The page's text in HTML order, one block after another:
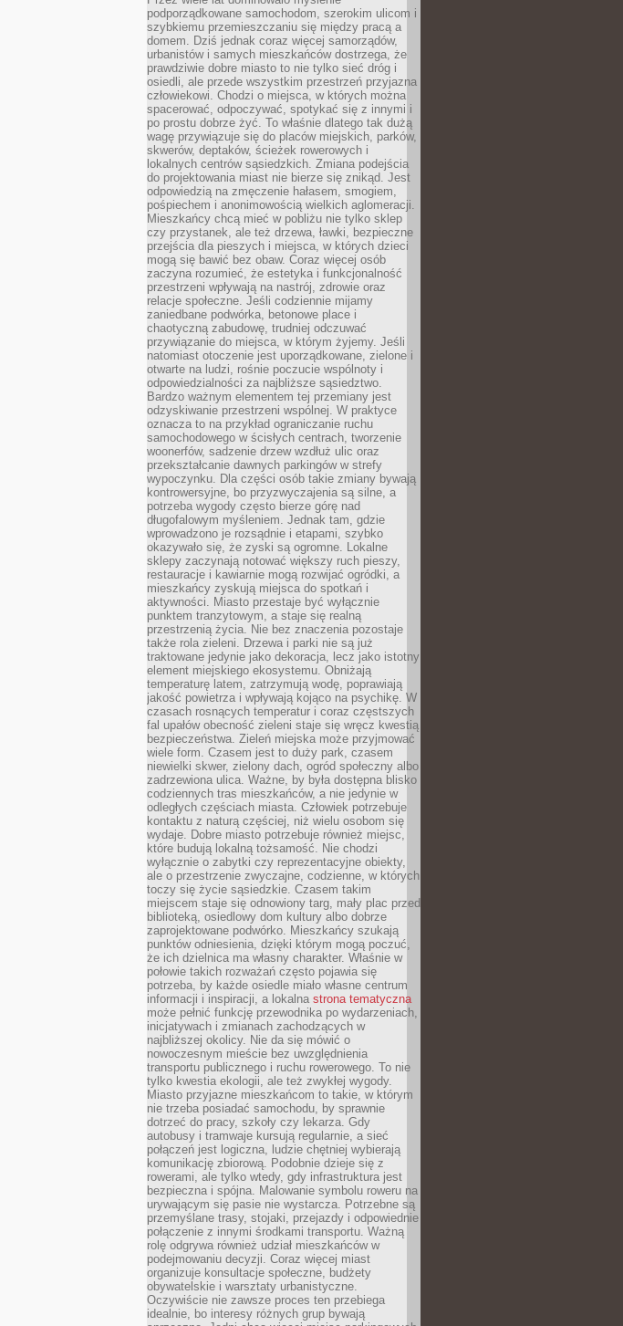
podporządkowane samochodom, szerokim ulicom i
szybkiemu przemieszczaniu się między pracą a
domem. Dziś jednak coraz więcej samorządów,
urbanistów i samych mieszkańców dostrzega, że
prawdziwie dobre miasto to nie tylko sieć dróg i
osiedli, ale przede wszystkim przestrzeń przyjazna
człowiekowi. Chodzi o miejsca, w których można
spacerować, odpoczywać, spotykać się z innymi i
po prostu dobrze żyć. To właśnie dlatego tak dużą
wagę przywiązuje się do placów miejskich, parków,
skwerów, deptaków, ścieżek rowerowych i
lokalnych centrów sąsiedzkich. Zmiana podejścia
do projektowania miast nie bierze się znikąd. Jest
odpowiedzią na zmęczenie hałasem, smogiem,
pośpiechem i anonimowością wielkich aglomeracji.
Mieszkańcy chcą mieć w pobliżu nie tylko sklep
czy przystanek, ale też drzewa, ławki, bezpieczne
przejścia dla pieszych i miejsca, w których dzieci
mogą się bawić bez obaw. Coraz więcej osób
zaczyna rozumieć, że estetyka i funkcjonalność
przestrzeni wpływają na nastrój, zdrowie oraz
relacje społeczne. Jeśli codziennie mijamy
zaniedbane podwórka, betonowe place i
chaotyczną zabudowę, trudniej odczuwać
przywiązanie do miejsca, w którym żyjemy. Jeśli
natomiast otoczenie jest uporządkowane, zielone i
otwarte na ludzi, rośnie poczucie wspólnoty i
odpowiedzialności za najbliższe sąsiedztwo.
Bardzo ważnym elementem tej przemiany jest
odzyskiwanie przestrzeni wspólnej. W praktyce
oznacza to na przykład ograniczanie ruchu
samochodowego w ścisłych centrach, tworzenie
woonerfów, sadzenie drzew wzdłuż ulic oraz
przekształcanie dawnych parkingów w strefy
wypoczynku. Dla części osób takie zmiany bywają
kontrowersyjne, bo przyzwyczajenia są silne, a
potrzeba wygody często bierze górę nad
długofalowym myśleniem. Jednak tam, gdzie
wprowadzono je rozsądnie i etapami, szybko
okazywało się, że zyski są ogromne. Lokalne
sklepy zaczynają notować większy ruch pieszy,
restauracje i kawiarnie mogą rozwijać ogródki, a
mieszkańcy zyskują miejsca do spotkań i
aktywności. Miasto przestaje być wyłącznie
punktem tranzytowym, a staje się realną
przestrzenią życia. Nie bez znaczenia pozostaje
także rola zieleni. Drzewa i parki nie są już
traktowane jedynie jako dekoracja, lecz jako istotny
element miejskiego ekosystemu. Obniżają
temperaturę latem, zatrzymują wodę, poprawiają
jakość powietrza i wpływają kojąco na psychikę. W
czasach rosnących temperatur i coraz częstszych
fal upałów obecność zieleni staje się wręcz kwestią
bezpieczeństwa. Zieleń miejska może przyjmować
wiele form. Czasem jest to duży park, czasem
niewielki skwer, zielony dach, ogród społeczny albo
zadrzewiona ulica. Ważne, by była dostępna blisko
codziennych tras mieszkańców, a nie jedynie w
odległych częściach miasta. Człowiek potrzebuje
kontaktu z naturą częściej, niż wielu osobom się
wydaje. Dobre miasto potrzebuje również miejsc,
które budują lokalną tożsamość. Nie chodzi
wyłącznie o zabytki czy reprezentacyjne obiekty,
ale o przestrzenie zwyczajne, codzienne, w których
toczy się życie sąsiedzkie. Czasem takim
miejscem staje się odnowiony targ, mały plac przed
biblioteką, osiedlowy dom kultury albo dobrze
zaprojektowane podwórko. Mieszkańcy szukają
punktów odniesienia, dzięki którym mogą poczuć,
że ich dzielnica ma własny charakter. Właśnie w
połowie takich rozważań często pojawia się
potrzeba, by każde osiedle miało własne centrum
informacji i inspiracji, a lokalna strona tematyczna
może pełnić funkcję przewodnika po wydarzeniach,
inicjatywach i zmianach zachodzących w
najbliższej okolicy. Nie da się mówić o
nowoczesnym mieście bez uwzględnienia
transportu publicznego i ruchu rowerowego. To nie
tylko kwestia ekologii, ale też zwykłej wygody.
Miasto przyjazne mieszkańcom to takie, w którym
nie trzeba posiadać samochodu, by sprawnie
dotrzeć do pracy, szkoły czy lekarza. Gdy
autobusy i tramwaje kursują regularnie, a sieć
połączeń jest logiczna, ludzie chętniej wybierają
komunikację zbiorową. Podobnie dzieje się z
rowerami, ale tylko wtedy, gdy infrastruktura jest
bezpieczna i spójna. Malowanie symbolu roweru na
urywającym się pasie nie wystarcza. Potrzebne są
przemyślane trasy, stojaki, przejazdy i odpowiednie
połączenie z innymi środkami transportu. Ważną
rolę odgrywa również udział mieszkańców w
podejmowaniu decyzji. Coraz więcej miast
organizuje konsultacje społeczne, budżety
obywatelskie i warsztaty urbanistyczne.
Oczywiście nie zawsze proces ten przebiega
idealnie, bo interesy różnych grup bywają